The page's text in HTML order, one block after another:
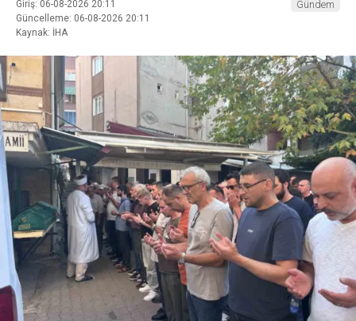
Giriş: 06-08-2026 20:11
Güncelleme: 06-08-2026 20:11
Kaynak: İHA
Gündem